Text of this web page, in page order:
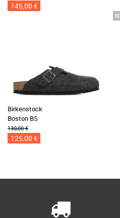
145,00 €
Birkenstock
Boston BS
130,00 €
125,00 €